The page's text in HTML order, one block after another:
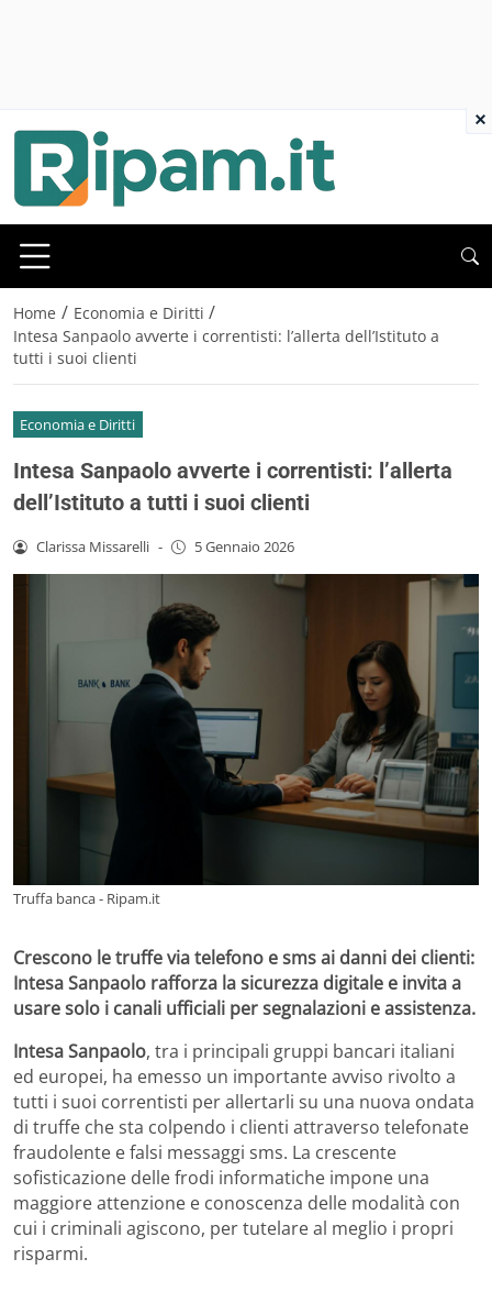
Home / Economia e Diritti /
Intesa Sanpaolo avverte i correntisti: l’allerta dell’Istituto a
tutti i suoi clienti
Economia e Diritti
Intesa Sanpaolo avverte i correntisti: l’allerta
dell’Istituto a tutti i suoi clienti
Clarissa Missarelli - 5 Gennaio 2026
Truffa banca - Ripam.it
Crescono le truffe via telefono e sms ai danni dei clienti:
Intesa Sanpaolo rafforza la sicurezza digitale e invita a
usare solo i canali ufficiali per segnalazioni e assistenza.
Intesa Sanpaolo, tra i principali gruppi bancari italiani
ed europei, ha emesso un importante avviso rivolto a
tutti i suoi correntisti per allertarli su una nuova ondata
di truffe che sta colpendo i clienti attraverso telefonate
fraudolente e falsi messaggi sms. La crescente
sofisticazione delle frodi informatiche impone una
maggiore attenzione e conoscenza delle modalità con
cui i criminali agiscono, per tutelare al meglio i propri
risparmi.
×